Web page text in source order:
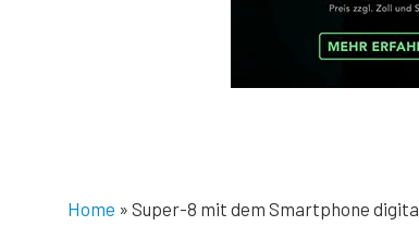
Home » Super-8 mit dem Smartphone